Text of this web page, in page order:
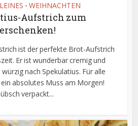
• WEIHNACHTEN
Aufstrich zum
ist der perfekte Brot-Aufstrich
Er ist wunderbar cremig und
nach Spekulatius. Für alle
absolutes Muss am Morgen!
verpackt...